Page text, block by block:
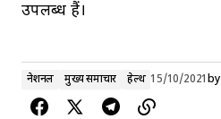
उपलब्ध हैं।
नेशनल मुख्य समाचार हेल्थ 15/10/2021by